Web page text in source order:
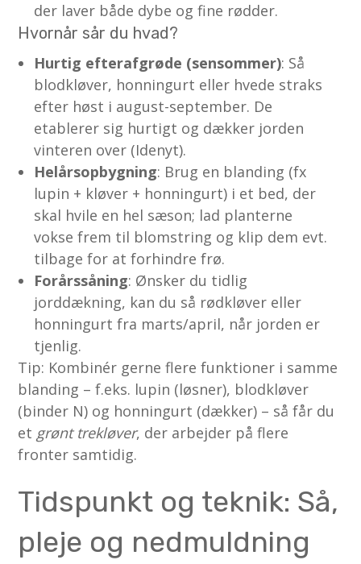
der laver både dybe og fine rødder.
Hvornår sår du hvad?
Hurtig efterafgrøde (sensommer): Så
blodkløver, honningurt eller hvede straks
efter høst i august-september. De
etablerer sig hurtigt og dækker jorden
vinteren over (Idenyt).
Helårsopbygning: Brug en blanding (fx
lupin + kløver + honningurt) i et bed, der
skal hvile en hel sæson; lad planterne
vokse frem til blomstring og klip dem evt.
tilbage for at forhindre frø.
Forårssåning: Ønsker du tidlig
jorddækning, kan du så rødkløver eller
honningurt fra marts/april, når jorden er
tjenlig.
Tip: Kombinér gerne flere funktioner i samme
blanding – f.eks. lupin (løsner), blodkløver
(binder N) og honningurt (dækker) – så får du
et grønt trekløver, der arbejder på flere
fronter samtidig.
Tidspunkt og teknik: Så,
pleje og nedmuldning